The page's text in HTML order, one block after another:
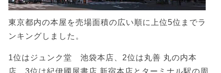
東京都内の本屋を売場面積の広い順に上位5位までラ
ンキングしました。
1位はジュンク堂 池袋本店、2位は丸善 丸の内本
店、3位は紀伊國屋書店 新宿本店とターミナル駅の周